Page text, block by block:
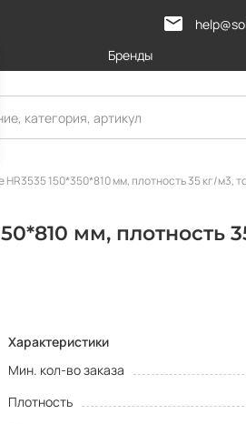
Бренды
150*350*810 мм, плотность 35 кг/м3,
мм, плотность
Характеристики
Мин. кол-во заказа
Плотность